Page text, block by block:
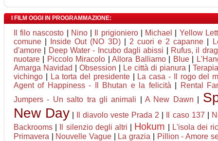
I FILM OGGI IN PROGRAMMAZIONE:
Il filo nascosto Nino| Il prigioniero| Michael
Yellow
comune
Inside Out (NO 3D)| 2 cuori e 2 capanne
d'amore
Deep Water - Incubo dagli abissi
Rufus, il
nuotare
Piccolo Miracolo |Allora Balliamo| Blue|
Amarga Navidad
Obsession Le città di pianura
vichingo
La torta del presidente|
La casa - Il rogo del
Agent of Happiness - Il Bhutan e la felicità
Rental
Jumpers - Un salto tra gli animali |A New Dawn
New Day
Il diavolo veste Prada 2 Il caso 137
Backrooms
Il silenzio degli altri Hokum
L'isola dei
Primavera
Nouvelle Vague La grazia
Pillion - Amore